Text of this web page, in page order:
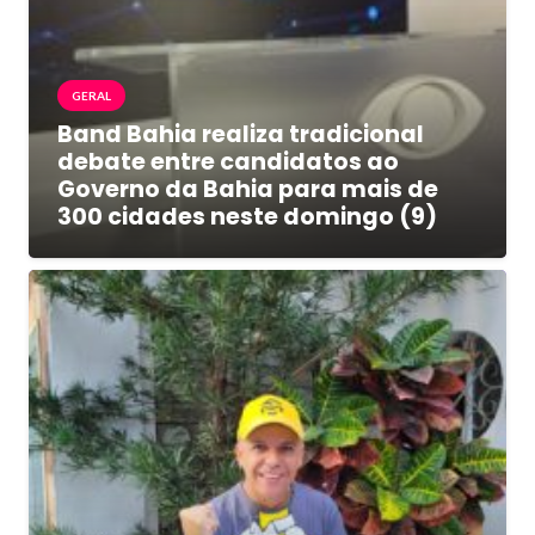
GERAL
Band Bahia realiza tradicional
debate entre candidatos ao
Governo da Bahia para mais de
300 cidades neste domingo (9)